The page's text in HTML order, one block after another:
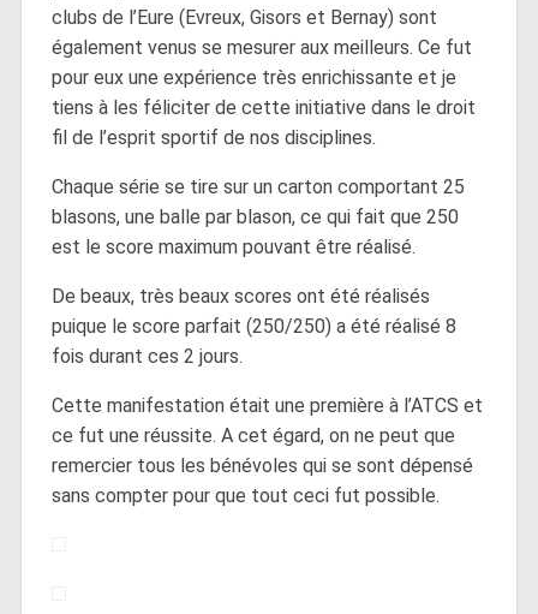
clubs de l’Eure (Evreux, Gisors et Bernay) sont
également venus se mesurer aux meilleurs. Ce fut
pour eux une expérience très enrichissante et je
tiens à les féliciter de cette initiative dans le droit
fil de l’esprit sportif de nos disciplines.
Chaque série se tire sur un carton comportant 25
blasons, une balle par blason, ce qui fait que 250
est le score maximum pouvant être réalisé.
De beaux, très beaux scores ont été réalisés
puique le score parfait (250/250) a été réalisé 8
fois durant ces 2 jours.
Cette manifestation était une première à l’ATCS et
ce fut une réussite. A cet égard, on ne peut que
remercier tous les bénévoles qui se sont dépensé
sans compter pour que tout ceci fut possible.